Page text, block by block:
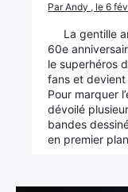
Par Andy , le 6
La gentille
60e
le superhéros
fans et devient
Pour marquer
dévoilé
bandes
en premier